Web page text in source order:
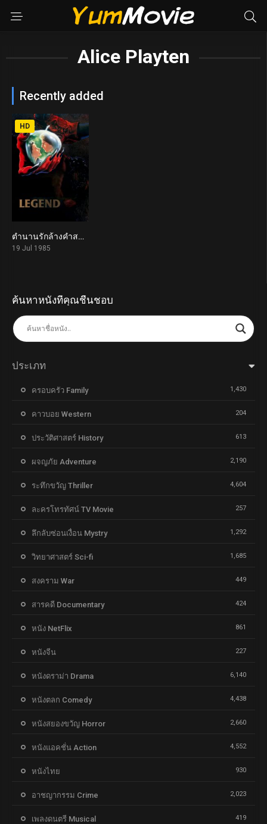
Alice Playten
Recently added
6.5
HD
ตำนานรักล้างคำสาป Legend (1985)
19 Jul 1985
ค้นหาหนังที่คุณชื่นชอบ
ประเภท
ครอบครัว Family 1,430
คาวบอย Western 204
ประวัติศาสตร์ History 613
ผจญภัย Adventure 2,190
ระทึกขวัญ Thriller 4,604
ละครโทรทัศน์ TV Movie 257
ลึกลับซ่อนเงื่อน Mystry 1,292
วิทยาศาสตร์ Sci-fi 1,685
สงคราม War 449
สารคดี Documentary 424
หนัง NetFlix 861
หนังจีน 227
หนังดราม่า Drama 6,140
หนังตลก Comedy 4,438
หนังสยองขวัญ Horror 2,660
หนังแอคชั่น Action 4,552
หนังไทย 930
อาชญากรรม Crime 2,023
เพลงดนตรี Musical 419